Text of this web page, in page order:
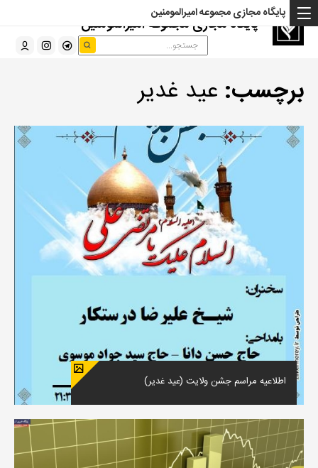
پایگاه مجازی مجموعه امیرالمومنین
پایگاه مجازی مجموعه امیرالمومنین
برچسب: عید غدیر
اطلاعیه مراسم جشن ولایت (عید غدیر)